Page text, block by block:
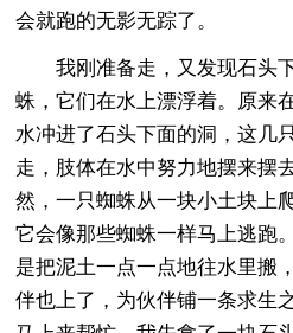
会就跑的无影无踪了。
我刚准备走，又发现石头下
蛛，它们在水上漂浮着。原来
水冲进了石头下面的洞，这几
走，肢体在水中努力地摆来摆
然，一只蜘蛛从一块小土块上
它会像那些蜘蛛一样马上逃跑
是把泥土一点一点地往水里搬
伴也上了，为伙伴铺一条求生